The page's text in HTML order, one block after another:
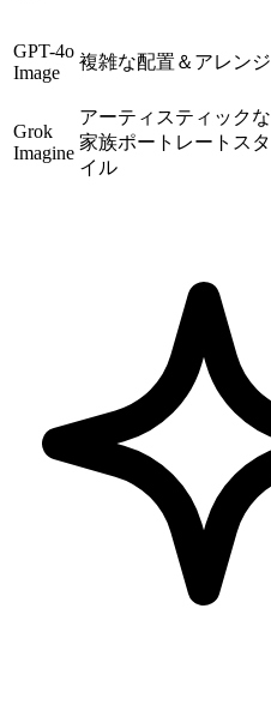
GPT-4o
Image
複雑な配置＆アレンジ
Grok
Imagine
アーティスティックな
家族ポートレートスタ
イル